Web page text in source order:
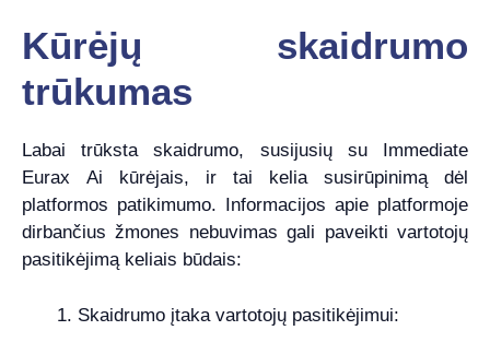
Kūrėjų skaidrumo
trūkumas
Labai trūksta skaidrumo, susijusių su Immediate
Eurax Ai kūrėjais, ir tai kelia susirūpinimą dėl
platformos patikimumo. Informacijos apie platformoje
dirbančius žmones nebuvimas gali paveikti vartotojų
pasitikėjimą keliais būdais:
Skaidrumo įtaka vartotojų pasitikėjimui: